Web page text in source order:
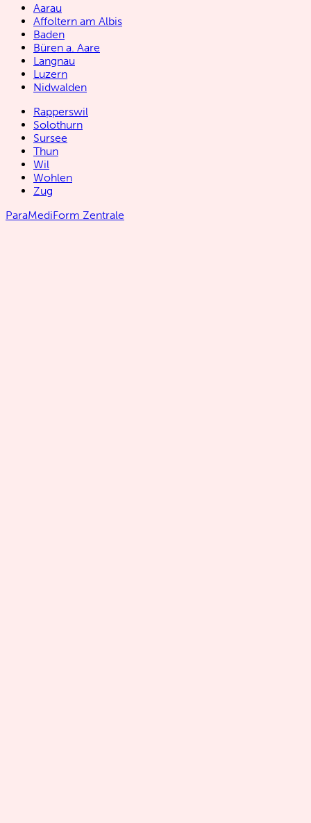
Aarau
Affoltern am Albis
Baden
Büren a. Aare
Langnau
Luzern
Nidwalden
Rapperswil
Solothurn
Sursee
Thun
Wil
Wohlen
Zug
ParaMediForm Zentrale